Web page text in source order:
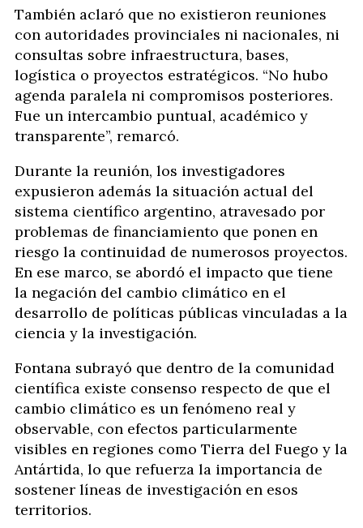
También aclaró que no existieron reuniones
con autoridades provinciales ni nacionales, ni
consultas sobre infraestructura, bases,
logística o proyectos estratégicos. “No hubo
agenda paralela ni compromisos posteriores.
Fue un intercambio puntual, académico y
transparente”, remarcó.
Durante la reunión, los investigadores
expusieron además la situación actual del
sistema científico argentino, atravesado por
problemas de financiamiento que ponen en
riesgo la continuidad de numerosos proyectos.
En ese marco, se abordó el impacto que tiene
la negación del cambio climático en el
desarrollo de políticas públicas vinculadas a la
ciencia y la investigación.
Fontana subrayó que dentro de la comunidad
científica existe consenso respecto de que el
cambio climático es un fenómeno real y
observable, con efectos particularmente
visibles en regiones como Tierra del Fuego y la
Antártida, lo que refuerza la importancia de
sostener líneas de investigación en esos
territorios.